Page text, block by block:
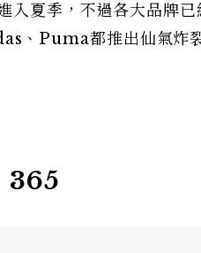
入夏季，不過各大品牌
、Puma都推出仙氣炸